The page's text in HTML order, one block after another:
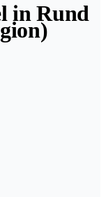
in Rund